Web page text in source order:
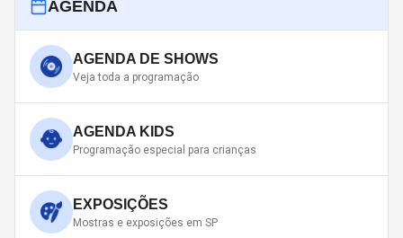
AGENDA
AGENDA DE SHOWS
Veja toda a programação
AGENDA KIDS
Programação especial para crianças
EXPOSIÇÕES
Mostras e exposições em SP